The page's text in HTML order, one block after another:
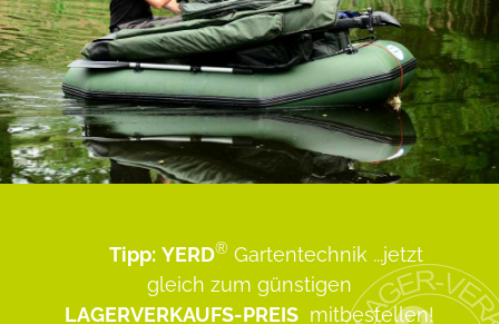
Tipp: YERD® Gartentechnik ...jetzt
gleich zum günstigen
LAGERVERKAUFS-PREIS mitbestellen!